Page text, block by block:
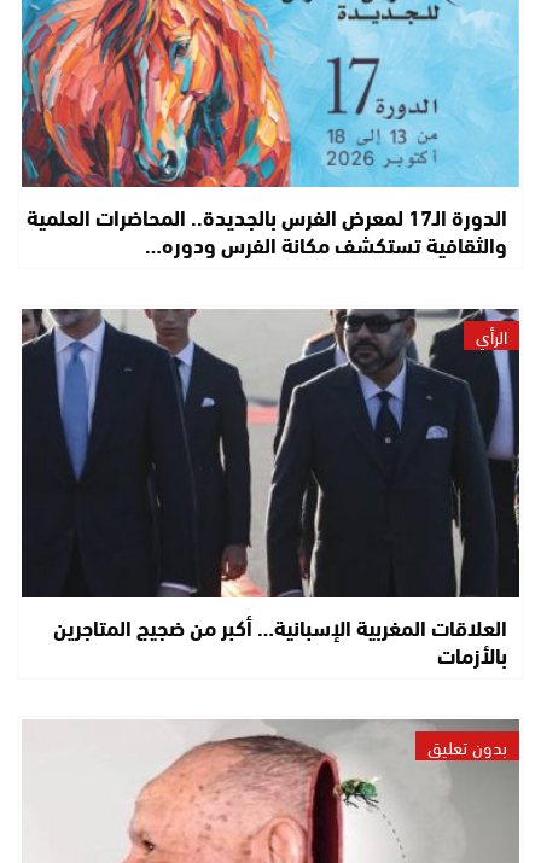
الدورة الـ17 لمعرض الفرس بالجديدة.. المحاضرات العلمية
والثقافية تستكشف مكانة الفرس ودوره…
الرأي
العلاقات المغربية الإسبانية… أكبر من ضجيج المتاجرين
بالأزمات
بدون تعليق